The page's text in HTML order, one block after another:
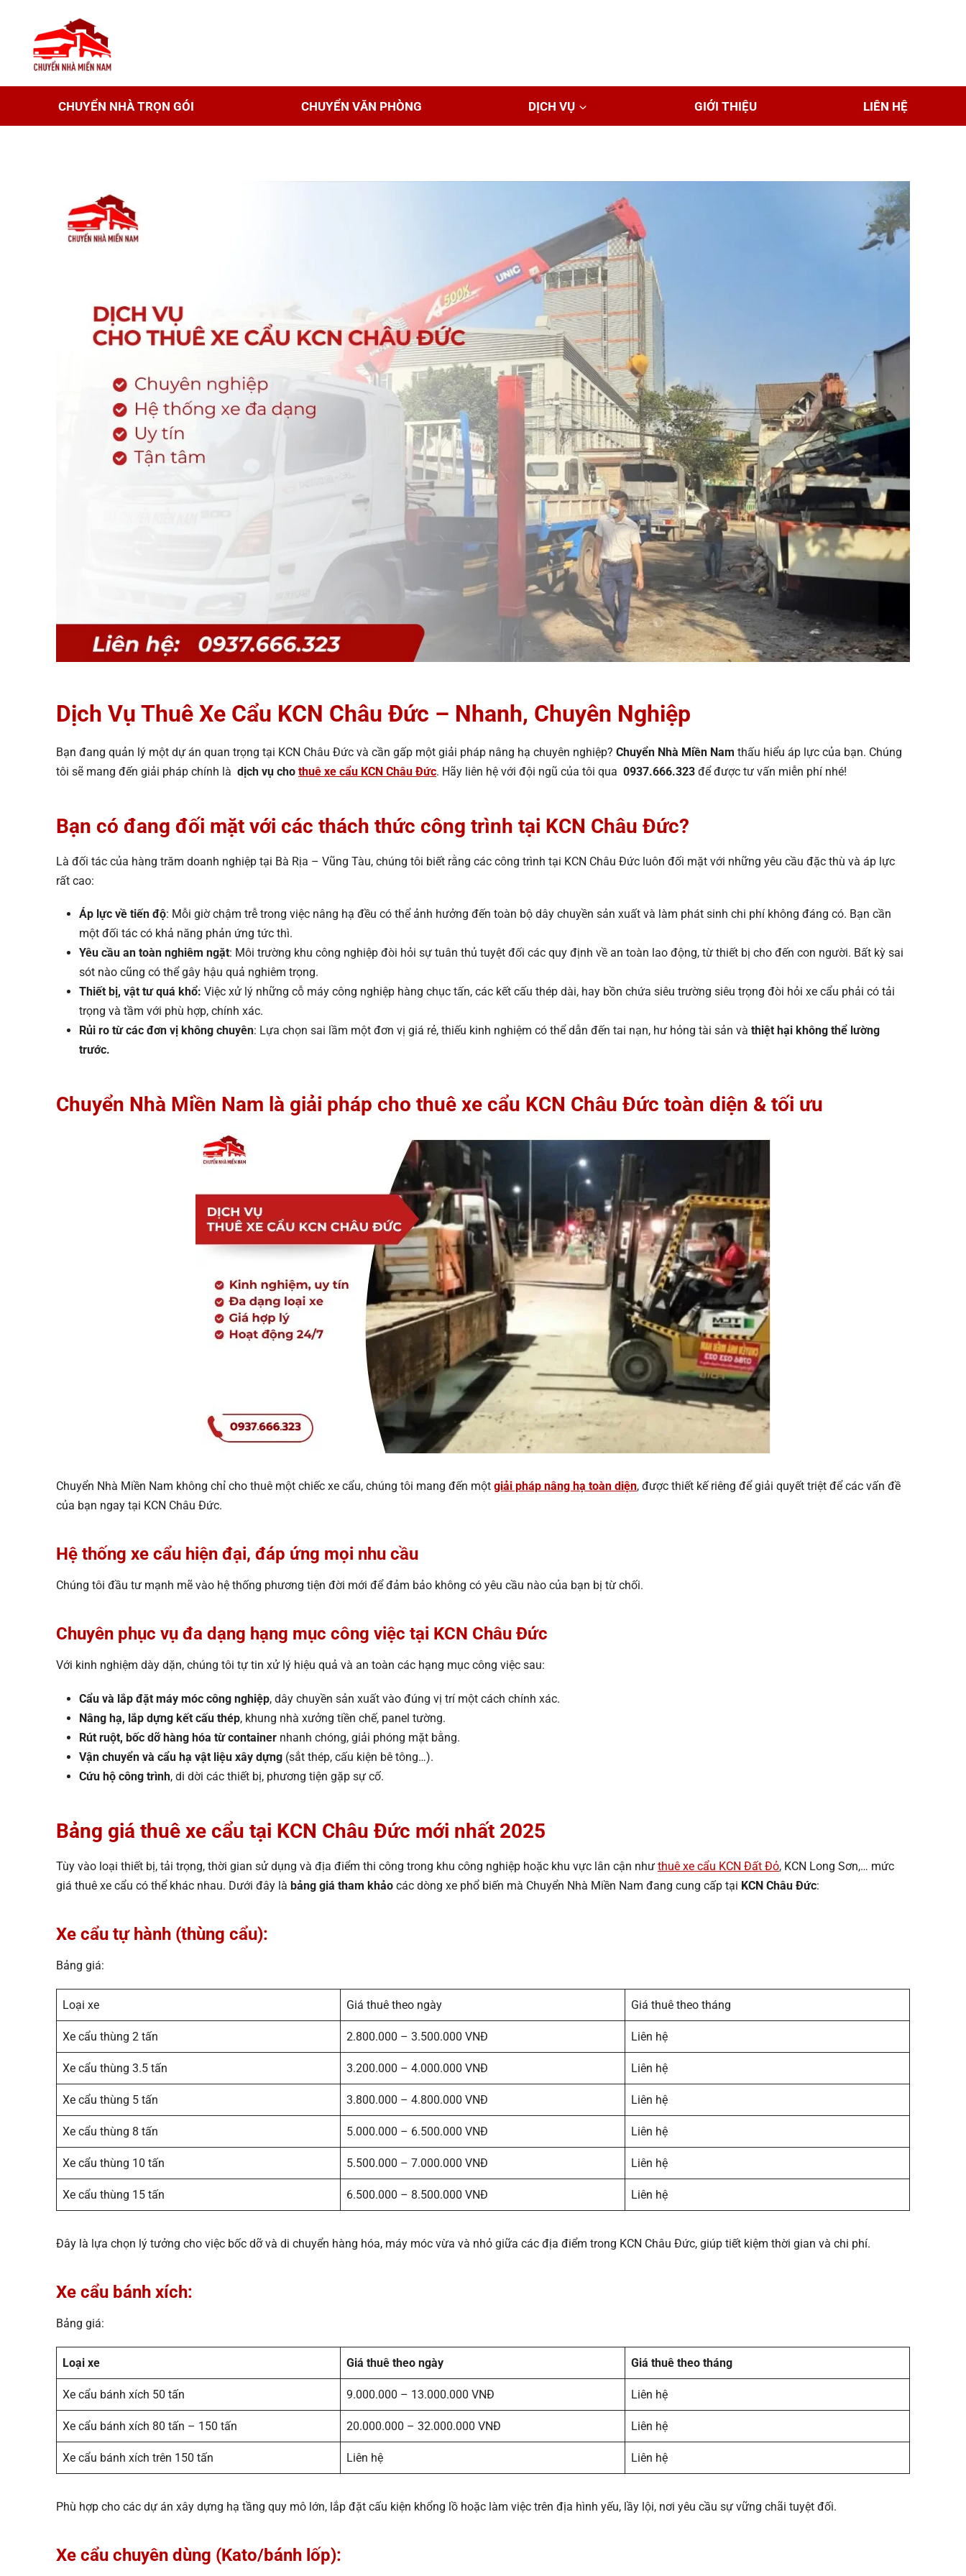
CHUYỂN NHÀ TRỌN GÓI CHUYỂN VĂN PHÒNG DỊCH VỤ GIỚI THIỆU LIÊN HỆ
Dịch Vụ Thuê Xe Cẩu KCN Châu Đức – Nhanh, Chuyên Nghiệp
Bạn đang quản lý một dự án quan trọng tại KCN Châu Đức và cần gấp một giải pháp nâng hạ chuyên nghiệp? Chuyển Nhà Miền Nam thấu hiểu áp lực của bạn. Chúng
tôi sẽ mang đến giải pháp chính là dịch vụ cho thuê xe cẩu KCN Châu Đức. Hãy liên hệ với đội ngũ của tôi qua 0937.666.323 để được tư vấn miễn phí nhé!
Bạn có đang đối mặt với các thách thức công trình tại KCN Châu Đức?
Là đối tác của hàng trăm doanh nghiệp tại Bà Rịa – Vũng Tàu, chúng tôi biết rằng các công trình tại KCN Châu Đức luôn đối mặt với những yêu cầu đặc thù và áp lực
rất cao:
Áp lực về tiến độ: Mỗi giờ chậm trễ trong việc nâng hạ đều có thể ảnh hưởng đến toàn bộ dây chuyền sản xuất và làm phát sinh chi phí không đáng có. Bạn cần
một đối tác có khả năng phản ứng tức thì.
Yêu cầu an toàn nghiêm ngặt: Môi trường khu công nghiệp đòi hỏi sự tuân thủ tuyệt đối các quy định về an toàn lao động, từ thiết bị cho đến con người. Bất kỳ sai
sót nào cũng có thể gây hậu quả nghiêm trọng.
Thiết bị, vật tư quá khổ: Việc xử lý những cỗ máy công nghiệp hàng chục tấn, các kết cấu thép dài, hay bồn chứa siêu trường siêu trọng đòi hỏi xe cẩu phải có tải
trọng và tầm với phù hợp, chính xác.
Rủi ro từ các đơn vị không chuyên: Lựa chọn sai lầm một đơn vị giá rẻ, thiếu kinh nghiệm có thể dẫn đến tai nạn, hư hỏng tài sản và thiệt hại không thể lường
trước.
Chuyển Nhà Miền Nam là giải pháp cho thuê xe cẩu KCN Châu Đức toàn diện & tối ưu
Chuyển Nhà Miền Nam không chỉ cho thuê một chiếc xe cẩu, chúng tôi mang đến một giải pháp nâng hạ toàn diện, được thiết kế riêng để giải quyết triệt để các vấn đề
của bạn ngay tại KCN Châu Đức.
Hệ thống xe cẩu hiện đại, đáp ứng mọi nhu cầu
Chúng tôi đầu tư mạnh mẽ vào hệ thống phương tiện đời mới để đảm bảo không có yêu cầu nào của bạn bị từ chối.
Chuyên phục vụ đa dạng hạng mục công việc tại KCN Châu Đức
Với kinh nghiệm dày dặn, chúng tôi tự tin xử lý hiệu quả và an toàn các hạng mục công việc sau:
Cẩu và lắp đặt máy móc công nghiệp, dây chuyền sản xuất vào đúng vị trí một cách chính xác.
Nâng hạ, lắp dựng kết cấu thép, khung nhà xưởng tiền chế, panel tường.
Rút ruột, bốc dỡ hàng hóa từ container nhanh chóng, giải phóng mặt bằng.
Vận chuyển và cẩu hạ vật liệu xây dựng (sắt thép, cấu kiện bê tông…).
Cứu hộ công trình, di dời các thiết bị, phương tiện gặp sự cố.
Bảng giá thuê xe cẩu tại KCN Châu Đức mới nhất 2025
Tùy vào loại thiết bị, tải trọng, thời gian sử dụng và địa điểm thi công trong khu công nghiệp hoặc khu vực lân cận như thuê xe cẩu KCN Đất Đỏ, KCN Long Sơn,… mức
giá thuê xe cẩu có thể khác nhau. Dưới đây là bảng giá tham khảo các dòng xe phổ biến mà Chuyển Nhà Miền Nam đang cung cấp tại KCN Châu Đức:
Xe cẩu tự hành (thùng cẩu):
Bảng giá:
Loại xe Giá thuê theo ngày Giá thuê theo tháng
Xe cẩu thùng 2 tấn 2.800.000 – 3.500.000 VNĐ Liên hệ
Xe cẩu thùng 3.5 tấn 3.200.000 – 4.000.000 VNĐ Liên hệ
Xe cẩu thùng 5 tấn 3.800.000 – 4.800.000 VNĐ Liên hệ
Xe cẩu thùng 8 tấn 5.000.000 – 6.500.000 VNĐ Liên hệ
Xe cẩu thùng 10 tấn 5.500.000 – 7.000.000 VNĐ Liên hệ
Xe cẩu thùng 15 tấn 6.500.000 – 8.500.000 VNĐ Liên hệ
Đây là lựa chọn lý tưởng cho việc bốc dỡ và di chuyển hàng hóa, máy móc vừa và nhỏ giữa các địa điểm trong KCN Châu Đức, giúp tiết kiệm thời gian và chi phí.
Xe cẩu bánh xích:
Bảng giá:
Loại xe Giá thuê theo ngày Giá thuê theo tháng
Xe cẩu bánh xích 50 tấn 9.000.000 – 13.000.000 VNĐ Liên hệ
Xe cẩu bánh xích 80 tấn – 150 tấn 20.000.000 – 32.000.000 VNĐ Liên hệ
Xe cẩu bánh xích trên 150 tấn Liên hệ Liên hệ
Phù hợp cho các dự án xây dựng hạ tầng quy mô lớn, lắp đặt cấu kiện khổng lồ hoặc làm việc trên địa hình yếu, lầy lội, nơi yêu cầu sự vững chãi tuyệt đối.
Xe cẩu chuyên dùng (Kato/bánh lốp):